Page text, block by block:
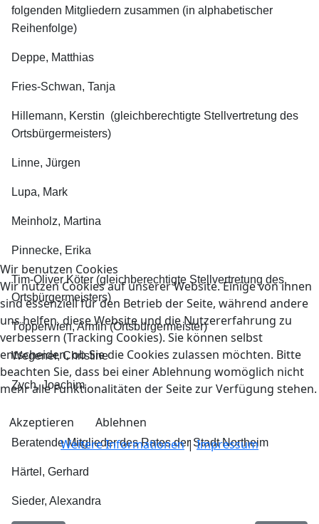
folgenden Mitgliedern zusammen (in alphabetischer
Reihenfolge)
Deppe, Matthias
Fries-Schwan, Tanja
Hillemann, Kerstin (gleichberechtigte Stellvertretung des
Ortsbürgermeisters)
Linne, Jürgen
Lupa, Mark
Meinholz, Martina
Pinnecke, Erika
Tim-Oliver Köter (gleichberechtigte Stellvertretung des
Ortsbürgermeisters)
Töpperwien, Armin (Ortsbürgermeister)
Wegener, Christine
Zych, Joachim
Beratende Mitglieder des Rates der Stadt Northeim
Härtel, Gerhard
Sieder, Alexandra
Wir benutzen Cookies
Wir nutzen Cookies auf unserer Website. Einige von ihnen
sind essenziell für den Betrieb der Seite, während andere
uns helfen, diese Website und die Nutzererfahrung zu
verbessern (Tracking Cookies). Sie können selbst
entscheiden, ob Sie die Cookies zulassen möchten. Bitte
beachten Sie, dass bei einer Ablehnung womöglich nicht
mehr alle Funktionalitäten der Seite zur Verfügung stehen.
Akzeptieren
Ablehnen
Weitere Informationen|Impressum